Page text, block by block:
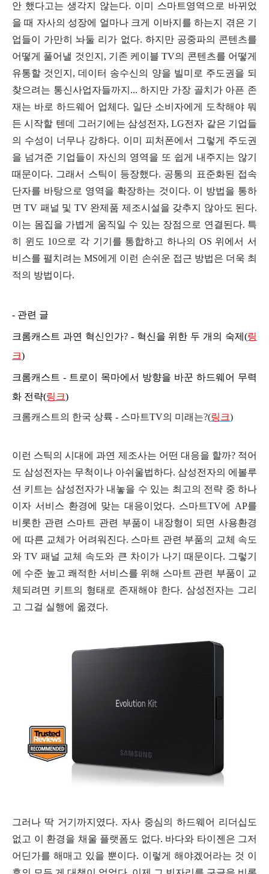
안 했다고는 생각지 않는다. 이미 스마트영역으로 바뀌었
을 때 자사의 성장에 얼마나 크게 이바지를 하는지 겪은 기
업들이 가만히 놔둘 리가 없다. 하지만 공중파의 콘텐츠를
어떻게 풀어낼 것인지, 기존 케이블 TV의 콘텐츠를 어떻게
유통할 것인지, 데이터 송수신의 양을 빌미로 주도권을 되
찾으려는 통신사업자들까지... 하지만 가장 골치가 아픈 존
재는 바로 하드웨어 업체다. 일단 소비자에게 도착해야 뭐
든 시작할 텐데 그러기에는 삼성전자, LG전자 같은 기업들
의 수성이 너무나 강하다. 이미 피처폰에서 그렇게 주도권
을 넘겨준 기업들이 자신의 영역을 또 쉽게 내주지는 않기
때문이다. 그래서 스틱이 등장했다. 공통의 표준화된 접속
단자를 바탕으로 영역을 확장하는 것이다. 이 방법을 통하
면 TV 패널 및 TV 완제품 제조시설을 갖추지 않아도 된다.
이는 몸집을 가볍게 움직일 수 있는 장점으로 연결된다. 특
히 윈도 10으로 각 기기를 통합하고 하나의 OS 위에서 서
비스를 펼치려는 MS에게 이런 손쉬운 접근 방법은 더욱 최
적의 방법이다.
- 관련 글
크롬캐스트 과연 혁신인가? - 혁신을 위한 두 개의 숙제(링
크)
크롬캐스트 - 트로이 목마에서 방향을 바꾼 하드웨어 무력
화 전략(링크)
크롬캐스트의 한국 상륙 - 스마트TV의 미래는?(링크)
이런 스틱의 시대에 과연 제조사는 어떤 대응을 할까? 적어
도 삼성전자는 무척이나 아쉬울법하다. 삼성전자의 에볼루
션 키트는 삼성전자가 내놓을 수 있는 최고의 전략 중 하나
이자 서비스 환경에 맞는 대응이었다. 스마트TV에 AP를
비롯한 관련 스마트 관련 부품이 내장형이 되면 사용환경
에 따른 교체가 어려워진다. 스마트 관련 부품의 교체 속도
와 TV 패널 교체 속도와 큰 차이가 나기 때문이다. 그렇기
에 수준 높고 쾌적한 서비스를 위해 스마트 관련 부품이 교
체되려면 키트의 형태로 존재해야 한다. 삼성전자는 그리
고 그걸 실행에 옮겼다.
그러나 딱 거기까지 였다. 자사 중심의 하드웨어 리더십도
없고 이 환경을 채울 플랫폼도 없다. 바다와 타이젠은 그저
어딘가를 해매고 있을 뿐이다. 이렇게 해야겠어라는 것 이